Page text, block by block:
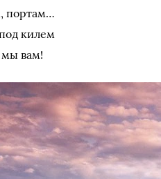
портам…
килем
вам!